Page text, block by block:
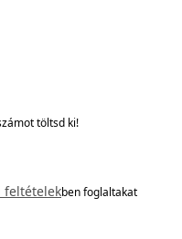
töltsd ki!
feltételekben foglaltakat